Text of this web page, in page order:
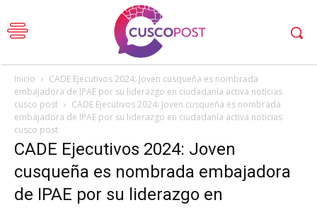
Inicio
CADE Ejecutivos 2024: Joven cusqueña es nombrada
embajadora de IPAE por su liderazgo en ciudadanía activa noticias
cusco post
CADE Ejecutivos 2024: Joven cusqueña es nombrada
embajadora de IPAE por su liderazgo en ciudadanía activa noticias
cusco post
CADE Ejecutivos 2024: Joven
cusqueña es nombrada embajadora
de IPAE por su liderazgo en